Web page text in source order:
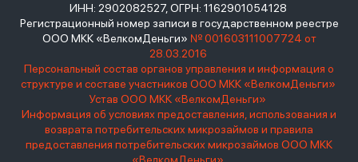
ИНН: 2902082527, ОГРН: 1162901054128
Регистрационный номер записи в государственном реестре
ООО МКК «ВелкомДеньги» № 001603111007724 от
28.03.2016
Персональный состав органов управления и информация о
структуре и составе участников ООО МКК «ВелкомДеньги»
Устав ООО МКК «ВелкомДеньги»
Информация об условиях предоставления, использования и
возврата потребительских микрозаймов и правила
предоставления потребительских микрозаймов ООО МКК